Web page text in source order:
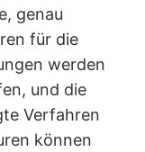
genau
für die
werden
und die
Verfahren
können